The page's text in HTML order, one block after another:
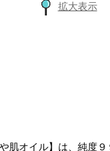
拡大表示
肌オイル】は、純度